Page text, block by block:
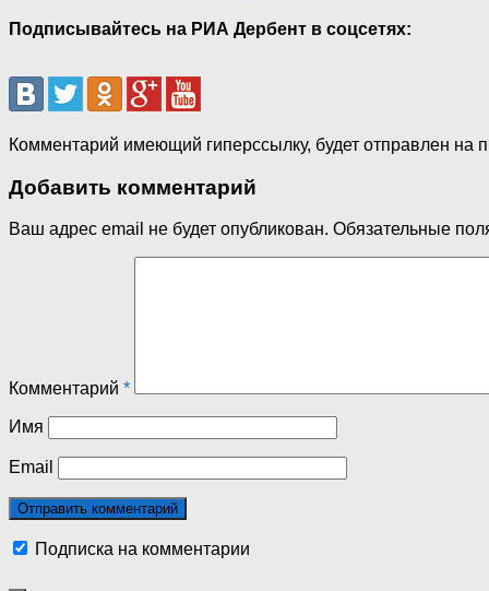
Подписывайтесь на РИА Дербент в соцсетях:
Комментарий имеющий гиперссылку, будет отправлен на
Добавить комментарий
Ваш адрес email не будет опубликован. Обязательные
Комментарий *
Имя
Email
Подписка на комментарии